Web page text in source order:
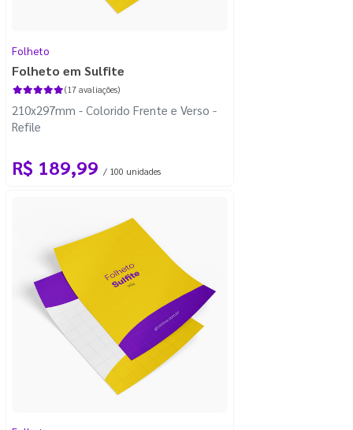
Folheto
Folheto em Sulfite
(17 avaliações)
210x297mm - Colorido Frente e Verso -
Refile
R$ 189,99 / 100 unidades